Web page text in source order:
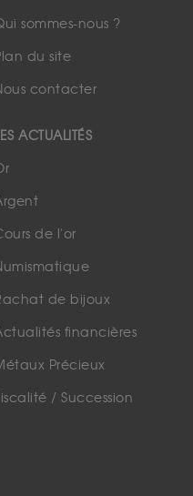
sommes-nous ?
du site
contacter
ACTUALITÉS
de l'or
de bijoux
financières
Précieux
/ Succession